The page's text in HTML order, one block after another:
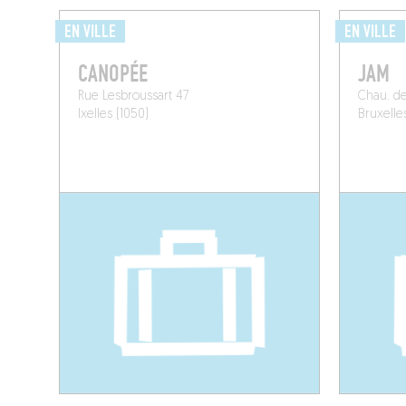
EN VILLE
CANOPÉE
Rue Lesbroussart 47
Ixelles (1050)
EN VILLE
JAM
Chau.